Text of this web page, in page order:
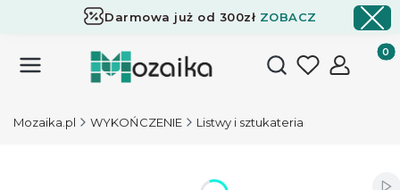
Darmowa już od 300zł ZOBACZ
Dostawa już od 300zł
Otwórz
Mozaika.pl WYKOŃCZENIE Listwy i sztukateria